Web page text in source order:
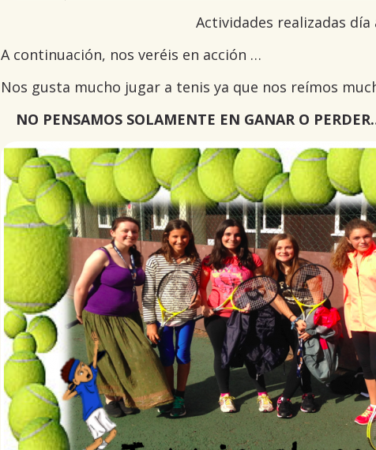
Actividades realizadas día
A continuación, nos veréis en acción …
Nos gusta mucho jugar a tenis ya que nos reímos
NO PENSAMOS SOLAMENTE EN GANAR O